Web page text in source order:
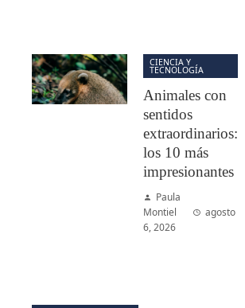
CIENCIA Y
TECNOLOGÍA
Animales con
sentidos
extraordinarios:
los 10 más
impresionantes
Paula
Montiel
agosto
6, 2026